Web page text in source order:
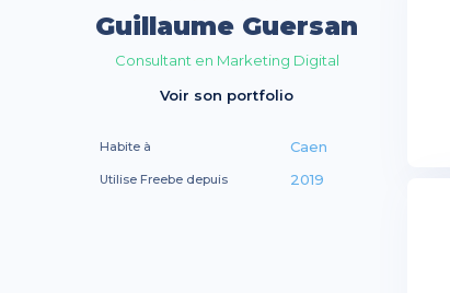
Guillaume Guersan
Consultant en Marketing Digital
Voir son portfolio
Habite à Caen
Utilise Freebe depuis 2019